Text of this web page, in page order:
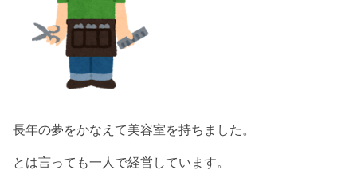
長年の夢をかなえて美容室を持ちました。
とは言っても一人で経営しています。